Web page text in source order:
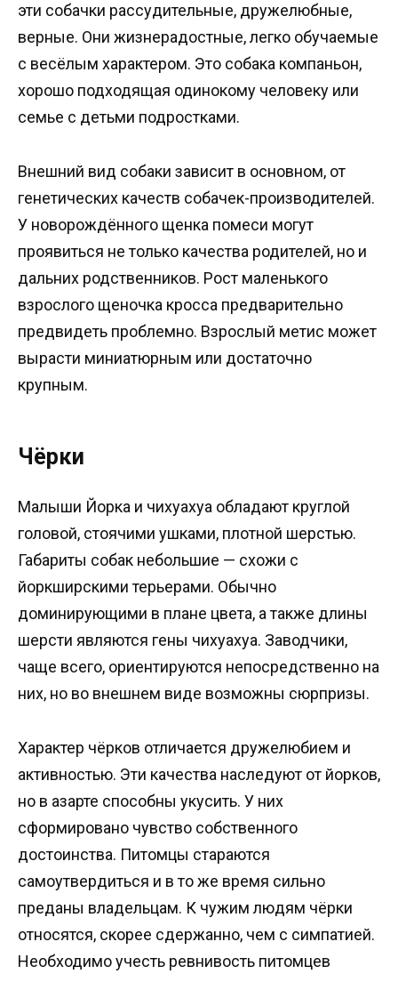
эти собачки рассудительные, дружелюбные,
верные. Они жизнерадостные, легко обучаемые
с весёлым характером. Это собака компаньон,
хорошо подходящая одинокому человеку или
семье с детьми подростками.
Внешний вид собаки зависит в основном, от
генетических качеств собачек-производителей.
У новорождённого щенка помеси могут
проявиться не только качества родителей, но и
дальних родственников. Рост маленького
взрослого щеночка кросса предварительно
предвидеть проблемно. Взрослый метис может
вырасти миниатюрным или достаточно
крупным.
Чёрки
Малыши Йорка и чихуахуа обладают круглой
головой, стоячими ушками, плотной шерстью.
Габариты собак небольшие — схожи с
йоркширскими терьерами. Обычно
доминирующими в плане цвета, а также длины
шерсти являются гены чихуахуа. Заводчики,
чаще всего, ориентируются непосредственно на
них, но во внешнем виде возможны сюрпризы.
Характер чёрков отличается дружелюбием и
активностью. Эти качества наследуют от йорков,
но в азарте способны укусить. У них
сформировано чувство собственного
достоинства. Питомцы стараются
самоутвердиться и в то же время сильно
преданы владельцам. К чужим людям чёрки
относятся, скорее сдержанно, чем с симпатией.
Необходимо учесть ревнивость питомцев